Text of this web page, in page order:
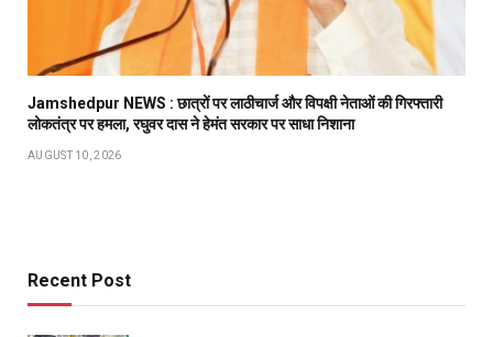
Jamshedpur NEWS : छात्रों पर लाठीचार्ज और विपक्षी नेताओं की गिरफ्तारी
लोकतंत्र पर हमला, रघुवर दास ने हेमंत सरकार पर साधा निशाना
AUGUST 10, 2026
Recent Post